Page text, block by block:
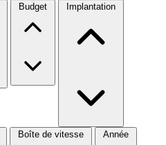
Budget Implantation
Boîte de vitesse Année